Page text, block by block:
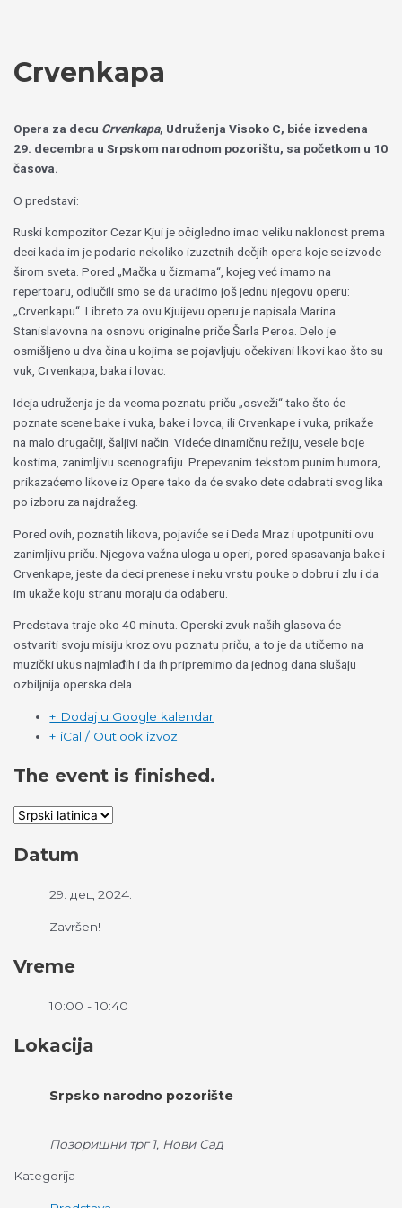
Crvenkapa
Opera za decu Crvenkapa, Udruženja Visoko C, biće izvedena
29. decembra u Srpskom narodnom pozorištu, sa početkom u 10
časova.
O predstavi:
Ruski kompozitor Cezar Kjui je očigledno imao veliku naklonost prema
deci kada im je podario nekoliko izuzetnih dečjih opera koje se izvode
širom sveta. Pored „Mačka u čizmama“, kojeg već imamo na
repertoaru, odlučili smo se da uradimo još jednu njegovu operu:
„Crvenkapu“. Libreto za ovu Kjuijevu operu je napisala Marina
Stanislavovna na osnovu originalne priče Šarla Peroa. Delo je
osmišljeno u dva čina u kojima se pojavljuju očekivani likovi kao što su
vuk, Crvenkapa, baka i lovac.
Ideja udruženja je da veoma poznatu priču „osveži“ tako što će
poznate scene bake i vuka, bake i lovca, ili Crvenkape i vuka, prikaže
na malo drugačiji, šaljivi način. Videće dinamičnu režiju, vesele boje
kostima, zanimljivu scenografiju. Prepevanim tekstom punim humora,
prikazaćemo likove iz Opere tako da će svako dete odabrati svog lika
po izboru za najdražeg.
Pored ovih, poznatih likova, pojaviće se i Deda Mraz i upotpuniti ovu
zanimljivu priču. Njegova važna uloga u operi, pored spasavanja bake i
Crvenkape, jeste da deci prenese i neku vrstu pouke o dobru i zlu i da
im ukaže koju stranu moraju da odaberu.
Predstava traje oko 40 minuta. Operski zvuk naših glasova će
ostvariti svoju misiju kroz ovu poznatu priču, a to je da utičemo na
muzički ukus najmlađih i da ih pripremimo da jednog dana slušaju
ozbiljnija operska dela.
+ Dodaj u Google kalendar
+ iCal / Outlook izvoz
The event is finished.
Datum
29. дец 2024.
Završen!
Vreme
10:00 - 10:40
Lokacija
Srpsko narodno pozorište
Позоришни трг 1, Нови Сад
Kategorija